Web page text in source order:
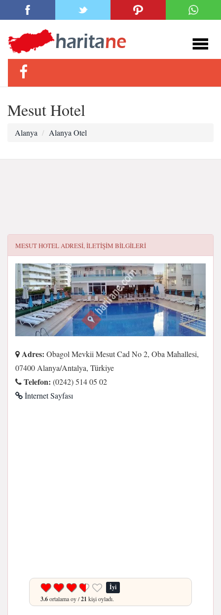
Mesut Hotel
Alanya Alanya Otel
MESUT HOTELADRESI, ILETIŞIM BILGILERI
Adres: Obagol Mevkii Mesut Cad No 2, Oba Mahallesi,
07400 Alanya/Antalya, Türkiye
Telefon: (0242) 514 05 02
İnternet Sayfası
İyi
3.6ortalama oy /21 kişi oyladı.